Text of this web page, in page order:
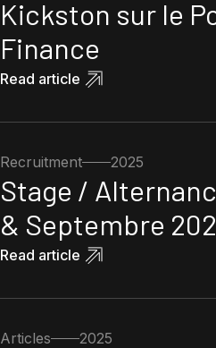
Kickston sur le
Finance
Read article
Recruitment 2025
Stage /
& Septembre
Read article
Articles 2025